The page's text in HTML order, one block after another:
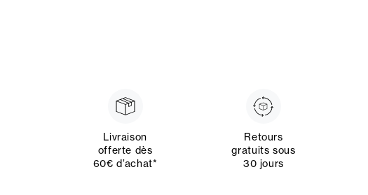
Livraison
offerte dès
60€ d’achat*
Retours
gratuits sous
30 jours